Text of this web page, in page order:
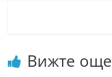
Вижте още